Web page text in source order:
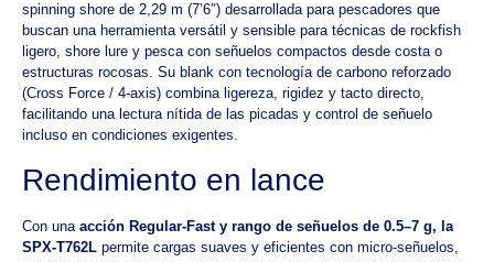
spinning shore de 2,29 m (7’6″) desarrollada para pescadores que
buscan una herramienta versátil y sensible para técnicas de rockfish
ligero, shore lure y pesca con señuelos compactos desde costa o
estructuras rocosas. Su blank con tecnología de carbono reforzado
(Cross Force / 4-axis) combina ligereza, rigidez y tacto directo,
facilitando una lectura nítida de las picadas y control de señuelo
incluso en condiciones exigentes.
Rendimiento en lance
Con una acción Regular-Fast y rango de señuelos de 0.5–7 g, la
SPX-T762L permite cargas suaves y eficientes con micro-señuelos,